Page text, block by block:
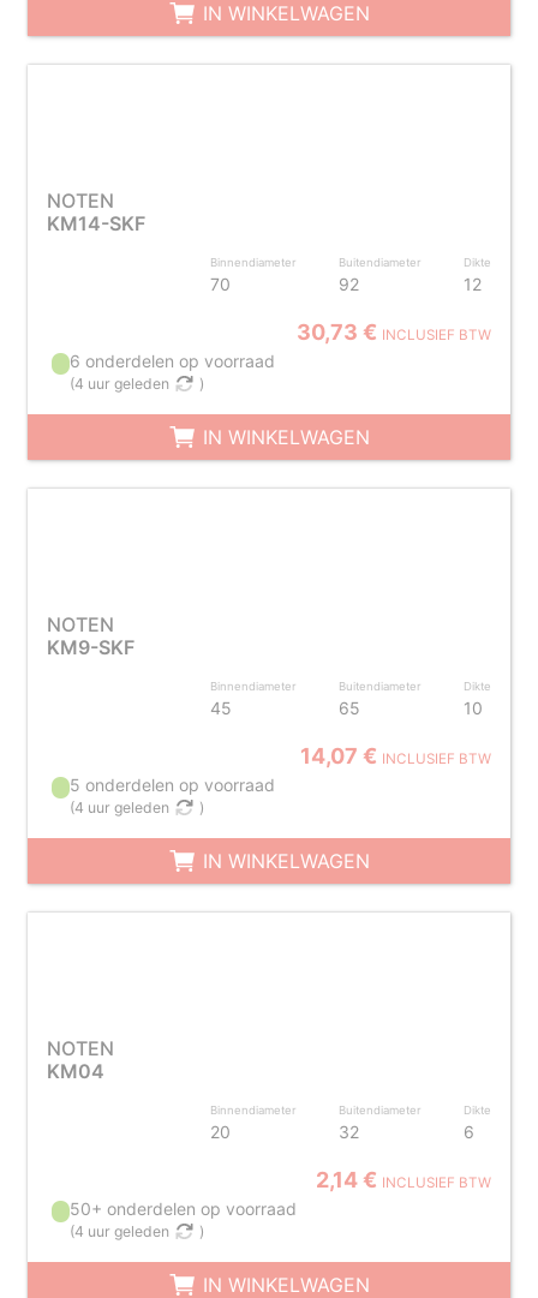
IN WINKELWAGEN
NOTEN
KM14-SKF
Binnendiameter
70
Buitendiameter
92
Dikte
12
30,73 € INCLUSIEF BTW
6 onderdelen op voorraad
(4 uur geleden )
IN WINKELWAGEN
NOTEN
KM9-SKF
Binnendiameter
45
Buitendiameter
65
Dikte
10
14,07 € INCLUSIEF BTW
5 onderdelen op voorraad
(4 uur geleden )
IN WINKELWAGEN
NOTEN
KM04
Binnendiameter
20
Buitendiameter
32
Dikte
6
2,14 € INCLUSIEF BTW
50+ onderdelen op voorraad
(4 uur geleden )
IN WINKELWAGEN